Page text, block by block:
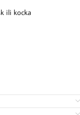
ili kocka